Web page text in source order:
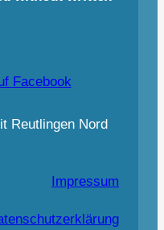
Facebook
Reutlingen Nord
Impressum